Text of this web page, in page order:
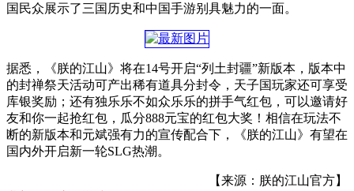
国民众展示了三国历史和中国手游别具魅力的一面。
据悉，《朕的江山》将在14号开启“列土封疆”新版本，版本中
的封禅祭天活动可产出稀有道具分封令，天子国玩家还可享受
库银奖励；还有独乐乐不如众乐乐的拼手气红包，可以邀请好
友和你一起抢红包，瓜分888元宝的红包大奖！相信在玩法不
断的新版本和元斌强有力的宣传配合下，《朕的江山》有望在
国内外开启新一轮SLG热潮。
【来源：朕的江山官方】